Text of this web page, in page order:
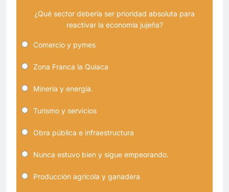
¿Qué sector debería ser prioridad absoluta para
reactivar la economía jujeña?
Comercio y pymes
Zona Franca la Quiaca
Minería y energía.
Turismo y servicios
Obra pública e infraestructura
Nunca estuvo bien y sigue empeorando.
Producción agrícola y ganadera